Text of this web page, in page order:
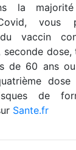
la
vous
du vaccin
seconde
de 60 ans
de
Sante.fr